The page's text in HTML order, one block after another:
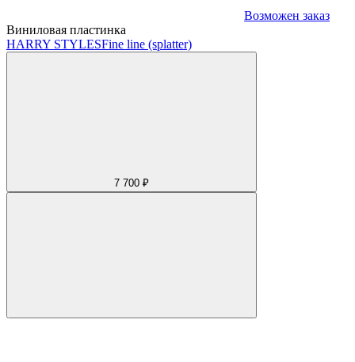
Возможен заказ
Виниловая пластинка
HARRY STYLESFine line (splatter)
7 700 ₽